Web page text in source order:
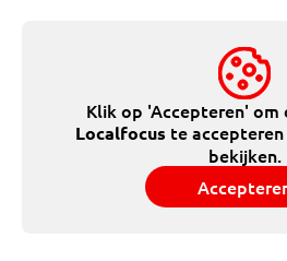
Klik op 'Accepteren' om
Localfocus te
bekijken.